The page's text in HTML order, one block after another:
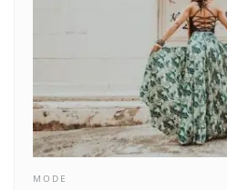
MODE